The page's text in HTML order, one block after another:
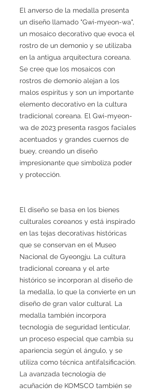
El anverso de la medalla presenta
un diseño llamado "Gwi-myeon-wa",
un mosaico decorativo que evoca el
rostro de un demonio y se utilizaba
en la antigua arquitectura coreana.
Se cree que los mosaicos con
rostros de demonio alejan a los
malos espíritus y son un importante
elemento decorativo en la cultura
tradicional coreana. El Gwi-myeon-
wa de 2023 presenta rasgos faciales
acentuados y grandes cuernos de
buey, creando un diseño
impresionante que simboliza poder
y protección.
El diseño se basa en los bienes
culturales coreanos y está inspirado
en las tejas decorativas históricas
que se conservan en el Museo
Nacional de Gyeongju. La cultura
tradicional coreana y el arte
histórico se incorporan al diseño de
la medalla, lo que la convierte en un
diseño de gran valor cultural. La
medalla también incorpora
tecnología de seguridad lenticular,
un proceso especial que cambia su
apariencia según el ángulo, y se
utiliza como técnica antifalsificación.
La avanzada tecnología de
acuñación de KOMSCO también se